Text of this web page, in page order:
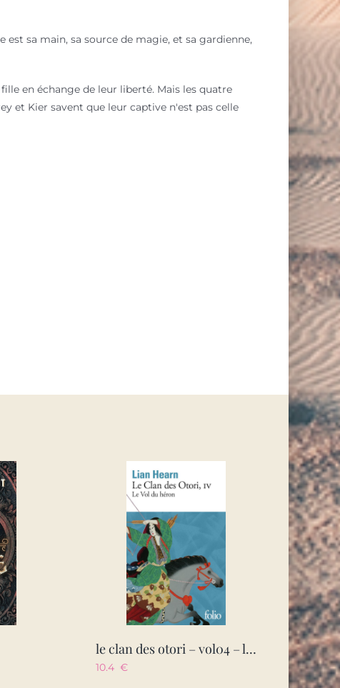
est sa main, sa source de magie, et sa gardienne,
en échange de leur liberté. Mais les quatre
et Kier savent que leur captive n'est pas celle
le clan des otori – vol04 – le vol du heron
10.4 €